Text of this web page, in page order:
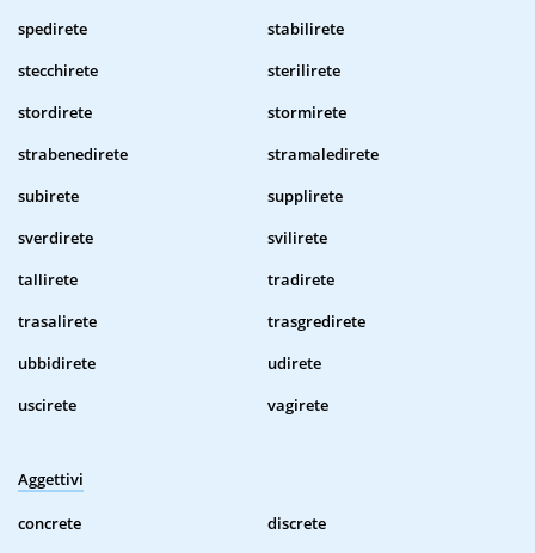
spedirete
stabilirete
stecchirete
sterilirete
stordirete
stormirete
strabenedirete
stramaledirete
subirete
supplirete
sverdirete
svilirete
tallirete
tradirete
trasalirete
trasgredirete
ubbidirete
udirete
uscirete
vagirete
Aggettivi
concrete
discrete